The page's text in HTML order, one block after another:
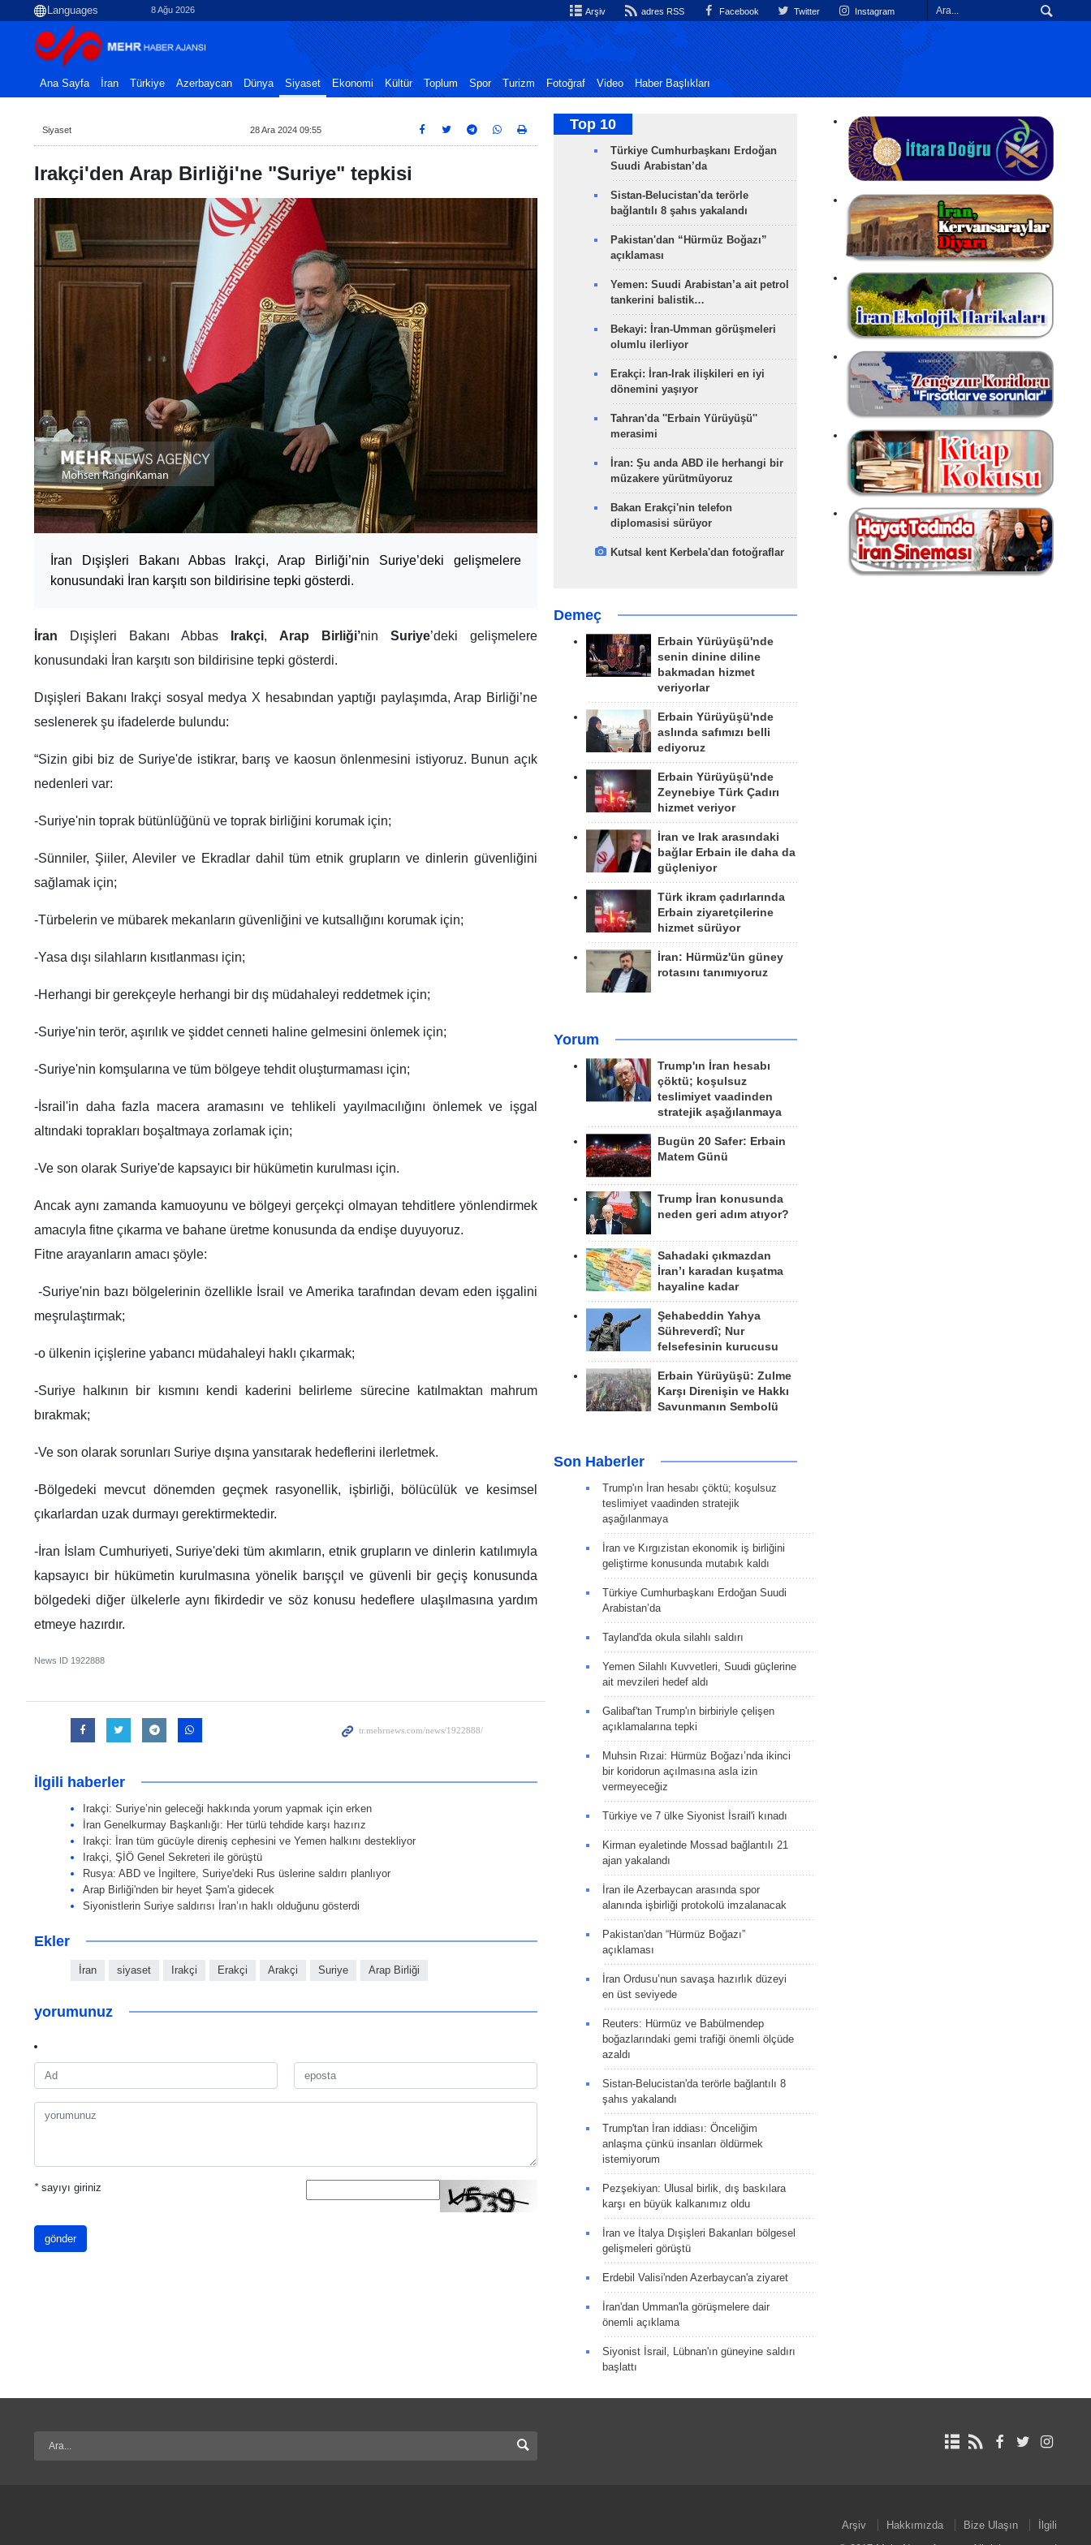
8 Ağu 2026 Arşiv adres RSS Facebook Twitter Instagram
Ana Sayfa İran Türkiye Azerbaycan Dünya Siyaset Ekonomi Kültür Toplum Spor Turizm Fotoğraf Video Haber Başlıkları
Siyaset 28 Ara 2024 09:55
Irakçi'den Arap Birliği'ne "Suriye" tepkisi
İran Dışişleri Bakanı Abbas Irakçi, Arap Birliği’nin Suriye’deki gelişmelere
konusundaki İran karşıtı son bildirisine tepki gösterdi.
İran Dışişleri Bakanı Abbas Irakçi, Arap Birliği’nin Suriye’deki gelişmelere
konusundaki İran karşıtı son bildirisine tepki gösterdi.
Dışişleri Bakanı Irakçi sosyal medya X hesabından yaptığı paylaşımda, Arap Birliği’ne
seslenerek şu ifadelerde bulundu:
“Sizin gibi biz de Suriye'de istikrar, barış ve kaosun önlenmesini istiyoruz. Bunun açık
nedenleri var:
-Suriye'nin toprak bütünlüğünü ve toprak birliğini korumak için;
-Sünniler, Şiiler, Aleviler ve Ekradlar dahil tüm etnik grupların ve dinlerin güvenliğini
sağlamak için;
-Türbelerin ve mübarek mekanların güvenliğini ve kutsallığını korumak için;
-Yasa dışı silahların kısıtlanması için;
-Herhangi bir gerekçeyle herhangi bir dış müdahaleyi reddetmek için;
-Suriye'nin terör, aşırılık ve şiddet cenneti haline gelmesini önlemek için;
-Suriye'nin komşularına ve tüm bölgeye tehdit oluşturmaması için;
-İsrail'in daha fazla macera aramasını ve tehlikeli yayılmacılığını önlemek ve işgal
altındaki toprakları boşaltmaya zorlamak için;
-Ve son olarak Suriye'de kapsayıcı bir hükümetin kurulması için.
Ancak aynı zamanda kamuoyunu ve bölgeyi gerçekçi olmayan tehditlere yönlendirmek
amacıyla fitne çıkarma ve bahane üretme konusunda da endişe duyuyoruz.
Fitne arayanların amacı şöyle:
-Suriye'nin bazı bölgelerinin özellikle İsrail ve Amerika tarafından devam eden işgalini
meşrulaştırmak;
-o ülkenin içişlerine yabancı müdahaleyi haklı çıkarmak;
-Suriye halkının bir kısmını kendi kaderini belirleme sürecine katılmaktan mahrum
bırakmak;
-Ve son olarak sorunları Suriye dışına yansıtarak hedeflerini ilerletmek.
-Bölgedeki mevcut dönemden geçmek rasyonellik, işbirliği, bölücülük ve kesimsel
çıkarlardan uzak durmayı gerektirmektedir.
-İran İslam Cumhuriyeti, Suriye'deki tüm akımların, etnik grupların ve dinlerin katılımıyla
kapsayıcı bir hükümetin kurulmasına yönelik barışçıl ve güvenli bir geçiş konusunda
bölgedeki diğer ülkelerle aynı fikirdedir ve söz konusu hedeflere ulaşılmasına yardım
etmeye hazırdır.
News ID 1922888
İlgili haberler
Irakçi: Suriye’nin geleceği hakkında yorum yapmak için erken
İran Genelkurmay Başkanlığı: Her türlü tehdide karşı hazırız
Irakçi: İran tüm gücüyle direniş cephesini ve Yemen halkını destekliyor
Irakçi, ŞİÖ Genel Sekreteri ile görüştü
Rusya: ABD ve İngiltere, Suriye'deki Rus üslerine saldırı planlıyor
Arap Birliği'nden bir heyet Şam'a gidecek
Siyonistlerin Suriye saldırısı İran’ın haklı olduğunu gösterdi
Ekler
İran siyaset Irakçi Erakçi Arakçi Suriye Arap Birliği
yorumunuz
*sayıyı giriniz
gönder
Top 10
Türkiye Cumhurbaşkanı Erdoğan
Suudi Arabistan’da
Sistan-Belucistan'da terörle
bağlantılı 8 şahıs yakalandı
Pakistan'dan “Hürmüz Boğazı”
açıklaması
Yemen: Suudi Arabistan’a ait petrol
tankerini balistik…
Bekayi: İran-Umman görüşmeleri
olumlu ilerliyor
Erakçi: İran-Irak ilişkileri en iyi
dönemini yaşıyor
Tahran'da ''Erbain Yürüyüşü''
merasimi
İran: Şu anda ABD ile herhangi bir
müzakere yürütmüyoruz
Bakan Erakçi'nin telefon
diplomasisi sürüyor
Kutsal kent Kerbela'dan fotoğraflar
Demeç
Erbain Yürüyüşü'nde
senin dinine diline
bakmadan hizmet
veriyorlar
Erbain Yürüyüşü'nde
aslında safımızı belli
ediyoruz
Erbain Yürüyüşü'nde
Zeynebiye Türk Çadırı
hizmet veriyor
İran ve Irak arasındaki
bağlar Erbain ile daha da
güçleniyor
Türk ikram çadırlarında
Erbain ziyaretçilerine
hizmet sürüyor
İran: Hürmüz'ün güney
rotasını tanımıyoruz
Yorum
Trump'ın İran hesabı
çöktü; koşulsuz
teslimiyet vaadinden
stratejik aşağılanmaya
Bugün 20 Safer: Erbain
Matem Günü
Trump İran konusunda
neden geri adım atıyor?
Sahadaki çıkmazdan
İran’ı karadan kuşatma
hayaline kadar
Şehabeddin Yahya
Sühreverdî; Nur
felsefesinin kurucusu
Erbain Yürüyüşü: Zulme
Karşı Direnişin ve Hakkı
Savunmanın Sembolü
Son Haberler
Trump'ın İran hesabı çöktü; koşulsuz
teslimiyet vaadinden stratejik
aşağılanmaya
İran ve Kırgızistan ekonomik iş birliğini
geliştirme konusunda mutabık kaldı
Türkiye Cumhurbaşkanı Erdoğan Suudi
Arabistan’da
Tayland'da okula silahlı saldırı
Yemen Silahlı Kuvvetleri, Suudi güçlerine
ait mevzileri hedef aldı
Galibaf'tan Trump'ın birbiriyle çelişen
açıklamalarına tepki
Muhsin Rızai: Hürmüz Boğazı’nda ikinci
bir koridorun açılmasına asla izin
vermeyeceğiz
Türkiye ve 7 ülke Siyonist İsrail'i kınadı
Kirman eyaletinde Mossad bağlantılı 21
ajan yakalandı
İran ile Azerbaycan arasında spor
alanında işbirliği protokolü imzalanacak
Pakistan'dan “Hürmüz Boğazı”
açıklaması
İran Ordusu’nun savaşa hazırlık düzeyi
en üst seviyede
Reuters: Hürmüz ve Babülmendep
boğazlarındaki gemi trafiği önemli ölçüde
azaldı
Sistan-Belucistan'da terörle bağlantılı 8
şahıs yakalandı
Trump'tan İran iddiası: Önceliğim
anlaşma çünkü insanları öldürmek
istemiyorum
Pezşekiyan: Ulusal birlik, dış baskılara
karşı en büyük kalkanımız oldu
İran ve İtalya Dışişleri Bakanları bölgesel
gelişmeleri görüştü
Erdebil Valisi'nden Azerbaycan'a ziyaret
İran'dan Umman'la görüşmelere dair
önemli açıklama
Siyonist İsrail, Lübnan'ın güneyine saldırı
başlattı
Arşiv Hakkımızda Bize Ulaşın
İlgili